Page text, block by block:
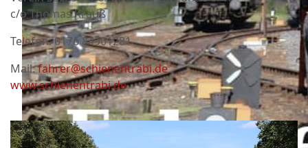
c/o Thomas Krauß
Telefon: 0176 84901281
Mail:fahrer@schienentrabi.de
www.schienentrabi.de